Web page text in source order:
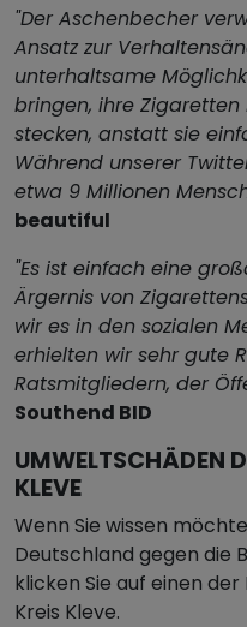
"Der Aschenbecher
Ansatz zur
unterhaltsame
bringen, ihre
stecken, anstatt sie
Während unserer
etwa 9 Millionen
beautiful
"Es ist einfach eine
Ärgernis von
wir es in den sozialen
erhielten wir sehr gute
Ratsmitgliedern, der
Southend BID
UMWELTSCHÄDEN
KLEVE
Wenn Sie wissen
Deutschland gegen die
klicken Sie auf einen
Kreis Kleve.